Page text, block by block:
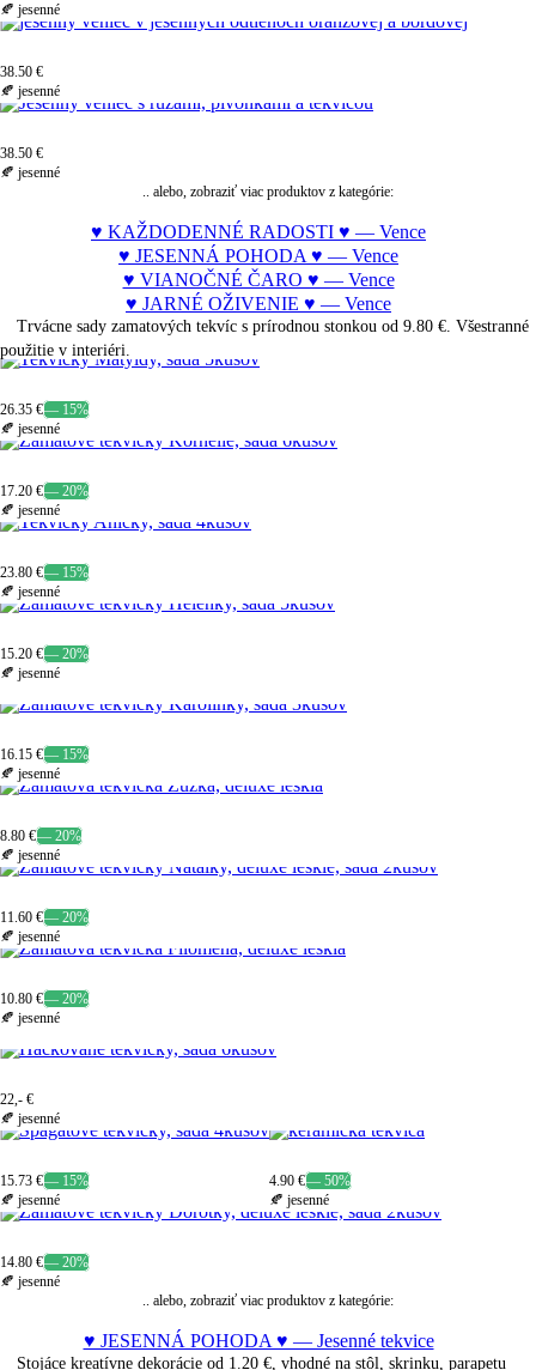
🍂 jesenné
38.50 €
🍂 jesenné
38.50 €
🍂 jesenné
.. alebo, zobraziť viac produktov z kategórie:
♥ KAŽDODENNÉ RADOSTI ♥ — Vence
♥ JESENNÁ POHODA ♥ — Vence
♥ VIANOČNÉ ČARO ♥ — Vence
♥ JARNÉ OŽIVENIE ♥ — Vence
Trvácne sady zamatových tekvíc s prírodnou stonkou od 9.80 €. Všestranné
použitie v interiéri.
26.35 €— 15%
🍂 jesenné
17.20 €— 20%
🍂 jesenné
23.80 €— 15%
🍂 jesenné
15.20 €— 20%
🍂 jesenné
16.15 €— 15%
🍂 jesenné
8.80 €— 20%
🍂 jesenné
11.60 €— 20%
🍂 jesenné
10.80 €— 20%
🍂 jesenné
22,- €
🍂 jesenné
15.73 €— 15%
🍂 jesenné
4.90 €— 50%
🍂 jesenné
14.80 €— 20%
🍂 jesenné
.. alebo, zobraziť viac produktov z kategórie:
♥ JESENNÁ POHODA ♥ — Jesenné tekvice
Stojáce kreatívne dekorácie od 1.20 €, vhodné na stôl, skrinku, parapetu